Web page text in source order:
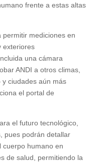
frente a estas altas
permitir mediciones en
exteriores
una cámara
ANDI a otros climas,
ciudades aún más
el portal de
el futuro tecnológico,
pues podrán detallar
cuerpo humano en
de salud, permitiendo la